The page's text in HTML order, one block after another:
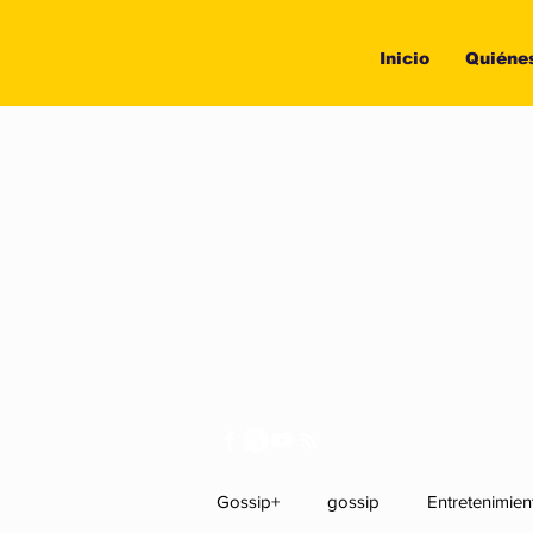
Inicio
Gossip+ gossip